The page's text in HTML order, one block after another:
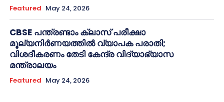
Featured May 24, 2026
CBSE പന്ത്രണ്ടാം ക്ലാസ് പരീക്ഷാ
മൂല്യനിർണയത്തിൽ വ്യാപക പരാതി;
വിശദീകരണം തേടി കേന്ദ്ര വിദ്യാഭ്യാസ
മന്ത്രാലയം
Featured May 24, 2026